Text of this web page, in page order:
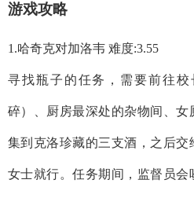
游戏攻略
1.哈奇克对加洛韦 难度:3.55
寻找瓶子的任务，需要前往
碎）、厨房最深处的杂物间、
集到克洛珍藏的三支酒，之后
女士就行。任务期间，监督员会